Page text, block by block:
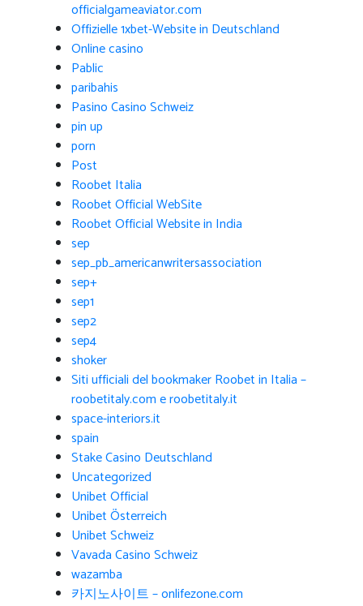
officialgameaviator.com
Offizielle 1xbet-Website in Deutschland
Online casino
Pablic
paribahis
Pasino Casino Schweiz
pin up
porn
Post
Roobet Italia
Roobet Official WebSite
Roobet Official Website in India
sep
sep_pb_americanwritersassociation
sep+
sep1
sep2
sep4
shoker
Siti ufficiali del bookmaker Roobet in Italia –
roobetitaly.com e roobetitaly.it
space-interiors.it
spain
Stake Casino Deutschland
Uncategorized
Unibet Official
Unibet Österreich
Unibet Schweiz
Vavada Casino Schweiz
wazamba
카지노사이트 – onlifezone.com